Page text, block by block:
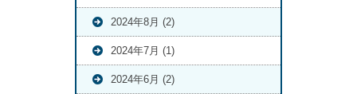
2024年8月 (2)
2024年7月 (1)
2024年6月 (2)